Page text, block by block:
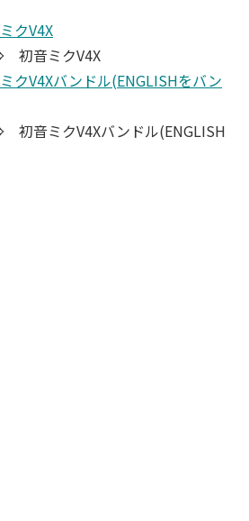
クV4X
音ミクV4X
クV4Xバンドル(ENGLISHをバン
音ミクV4Xバンドル(ENGLISH